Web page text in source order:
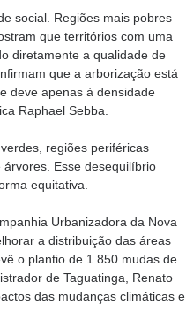
social. Regiões mais pobres
que territórios com uma
diretamente a qualidade de
que a arborização está
deve apenas à densidade
Raphael Sebba.
regiões periféricas
Esse desequilíbrio
equitativa.
Urbanizadora da Nova
a distribuição das áreas
o plantio de 1.850 mudas de
de Taguatinga, Renato
das mudanças climáticas e